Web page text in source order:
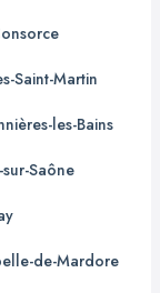
Saint-Martin
les-Bains
Saône
de-Mardore